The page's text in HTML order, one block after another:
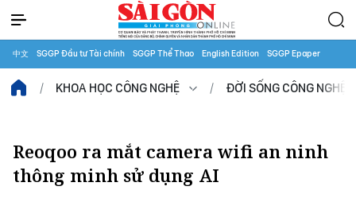
中文 SGGP Đầu tư Tài chính SGGP Thể Thao English Edition SGGP Epaper
KHOA HỌC CÔNG NGHỆ ĐỜI SỐNG CÔNG NGHỆ
Reoqoo ra mắt camera wifi an ninh
thông minh sử dụng AI